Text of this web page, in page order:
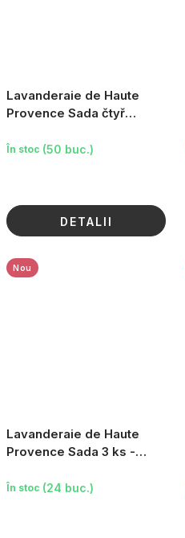
Lavanderaie de Haute
Provence Sada čtyř
proužek), 4×18g
În stoc (50 buc.)
DETALII
Lavanderaie de Haute
Provence Sada 3 ks -
pytlík
Nou
În stoc (24 buc.)